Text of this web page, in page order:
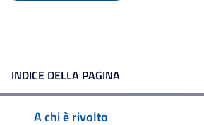
INDICE DELLA PAGINA
A chi è rivolto